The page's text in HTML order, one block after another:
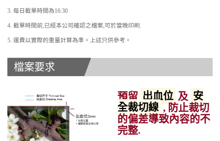
3. 每日截單時間為16:30
4. 截單時間前,已經本公司確認之檔案,可於當晚印刷.
5. 運費以實際的重量計算為準。上述只供參考。
檔案要求
預留 出血位 及 安
全裁切線, 防止裁切
的偏差導致內容的不
完整.